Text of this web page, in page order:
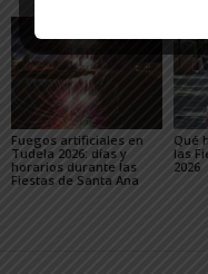
Fuegos artificiales en
Tudela 2026: días y
horarios durante las
Fiestas de Santa Ana
Qué
las
2026